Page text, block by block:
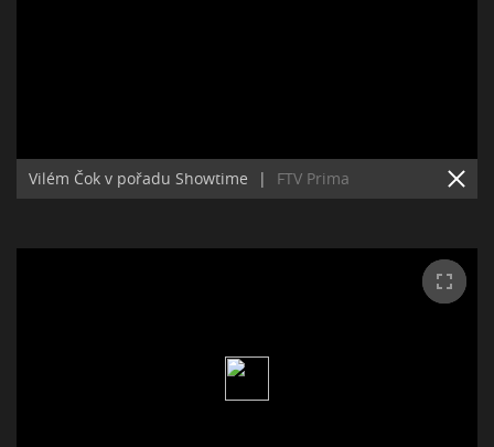
Vilém Čok v pořadu Showtime | FTV Prima